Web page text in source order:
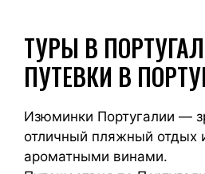
ТУРЫ В
ПУТЕВКИ В
Изюминки Португалии —
отличный пляжный отдых
ароматными винами.